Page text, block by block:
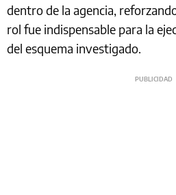
dentro de la agencia,
rol fue indispensable para la
del esquema investigado.